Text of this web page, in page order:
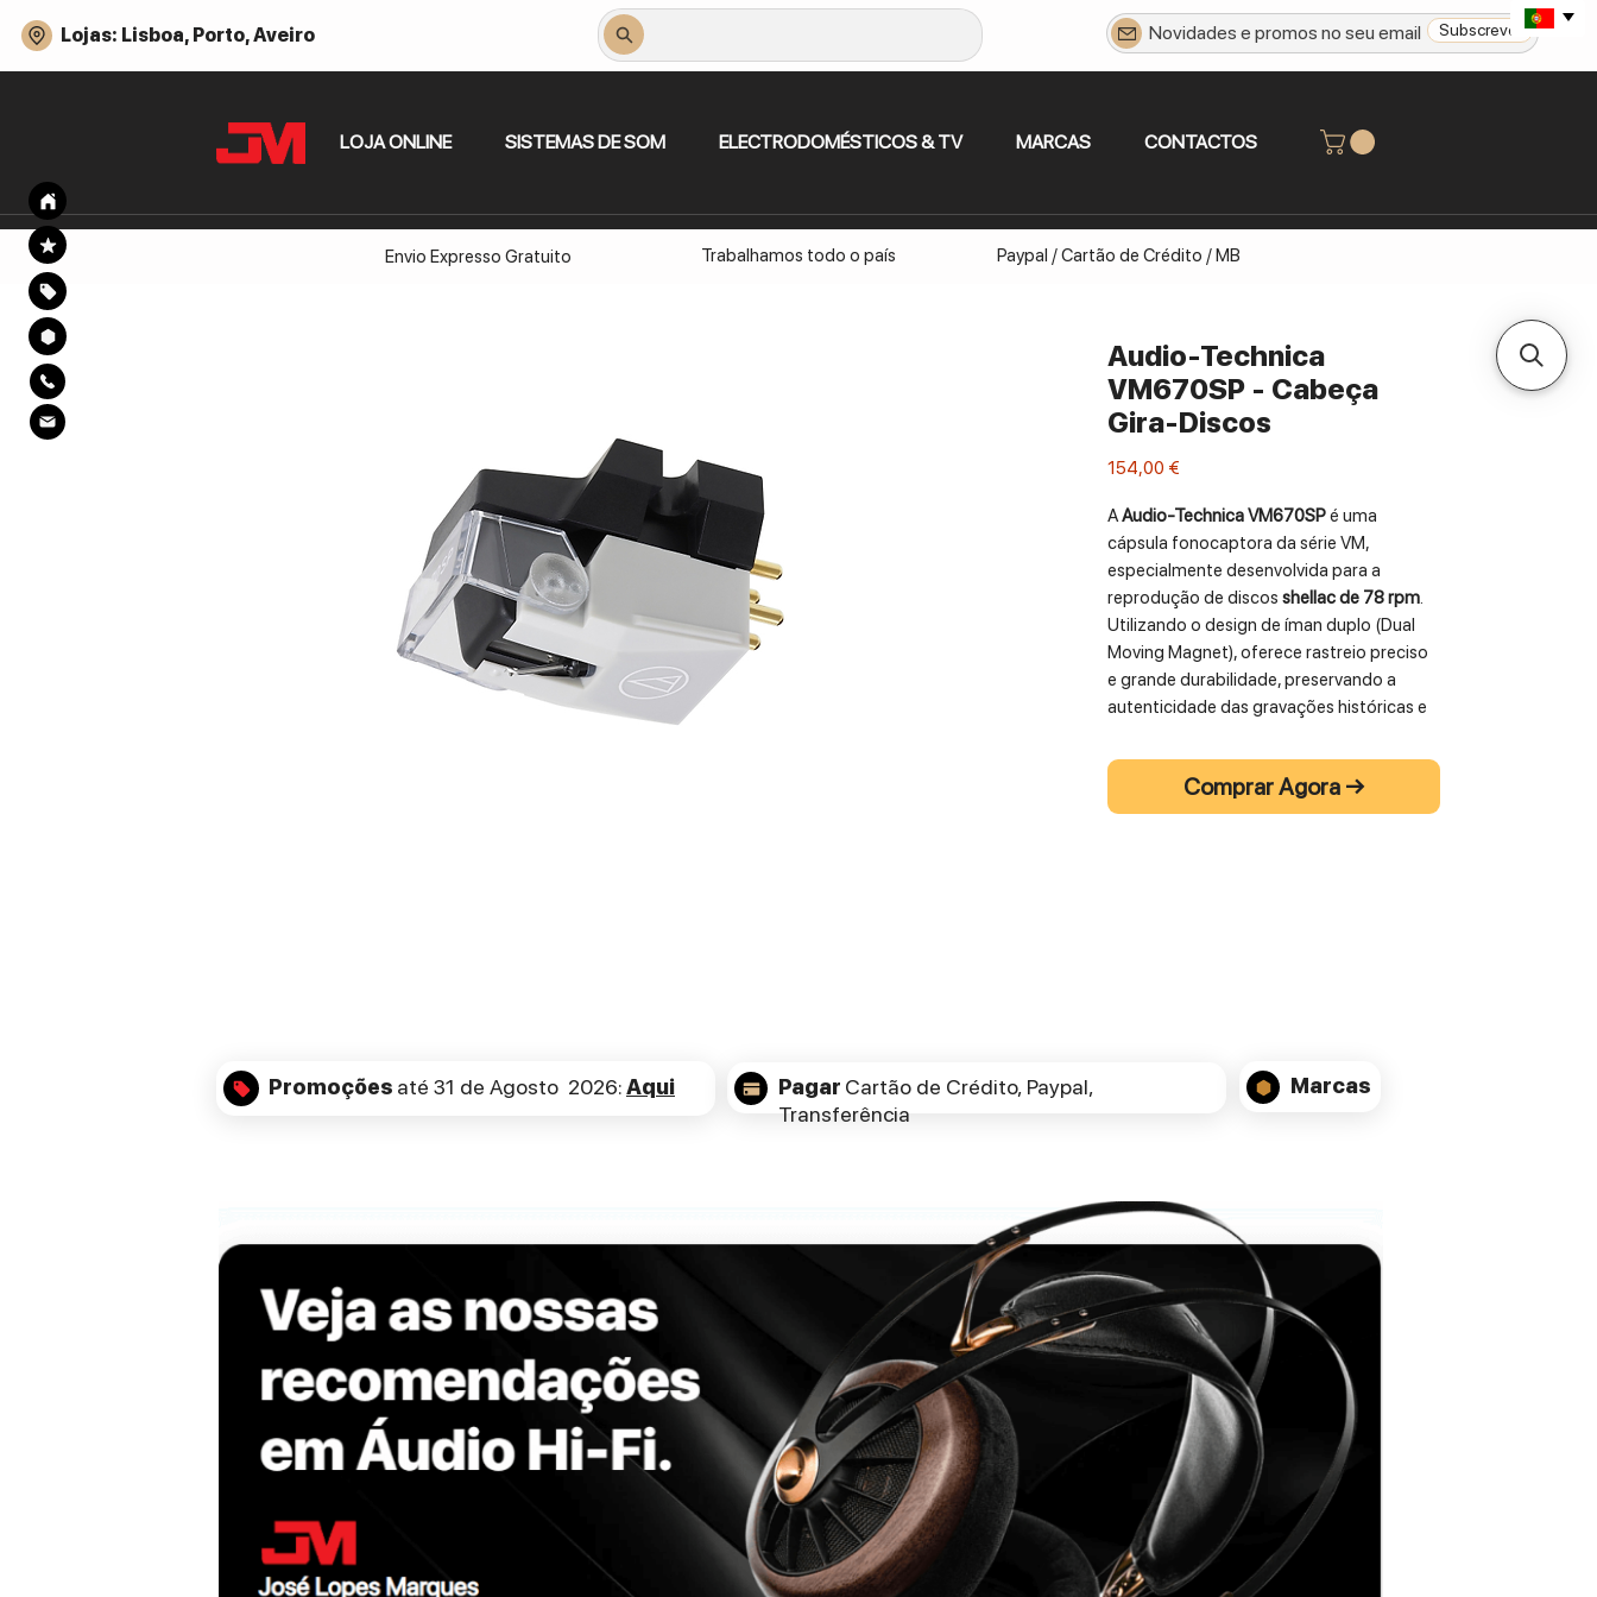
Subscrever
LOJA ONLINE SISTEMAS DE SOM ELECTRODOMÉSTICOS & TV MARCAS CONTACTOS
Lojas: Lisboa, Porto, Aveiro
Envio Expresso Gratuito Trabalhamos todo o país Paypal / Cartão de Crédito / MB
Audio-Technica
VM670SP - Cabeça
Gira-Discos
154,00 €
AAudio-Technica VM670SPé uma
cápsula fonocaptora da série VM,
especialmente desenvolvida para a
reprodução de discos shellac de 78 rpm.
Utilizando o design de íman duplo (Dual
Moving Magnet), oferece rastreio preciso
e grande durabilidade, preservando a
autenticidade das gravações históricas e
Equipada com uma agulhaesférica de 3,0
mil, proporciona contacto ideal com os
colecionadores e audiófilos que desejam
Comprar Agora →
Promoções até 31 de Agosto 2026:Aqui Pagar Cartão de Crédito, Paypal,
Transferência
Marcas